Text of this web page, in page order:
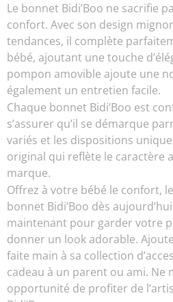
Le bonnet Bidi’Boo ne sacrifie
confort. Avec son design
tendances, il complète
bébé, ajoutant une touche
pompon amovible ajoute une
également un entretien facile.
Chaque bonnet Bidi’Boo est
s’assurer qu’il se démarque
variés et les dispositions
original qui reflète le caractère
marque.
Offrez à votre bébé le confort,
bonnet Bidi’Boo dès
maintenant pour garder votre
donner un look adorable.
faite main à sa collection
cadeau à un parent ou ami. Ne
opportunité de profiter de